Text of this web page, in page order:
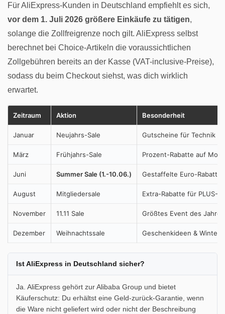
Für AliExpress-Kunden in Deutschland empfiehlt es sich,
vor dem 1. Juli 2026 größere Einkäufe zu tätigen,
solange die Zollfreigrenze noch gilt. AliExpress selbst
berechnet bei Choice-Artikeln die voraussichtlichen
Zollgebühren bereits an der Kasse (VAT-inclusive-Preise),
sodass du beim Checkout siehst, was dich wirklich
erwartet.
Zeitraum Aktion Besonderheit
Januar Neujahrs-Sale Gutscheine für Technik &
März Frühjahrs-Sale Prozent-Rabatte auf
Juni Summer Sale (1.-10.06.) Gestaffelte Euro-
August Mitgliedersale Extra-Rabatte für PLUS-
November 11.11 Sale Größtes Event des
Dezember Weihnachtssale Geschenkideen &
Ist AliExpress in Deutschland sicher?
Ja. AliExpress gehört zur Alibaba Group und bietet
Käuferschutz: Du erhältst eine Geld-zurück-Garantie, wenn
die Ware nicht geliefert wird oder nicht der Beschreibung